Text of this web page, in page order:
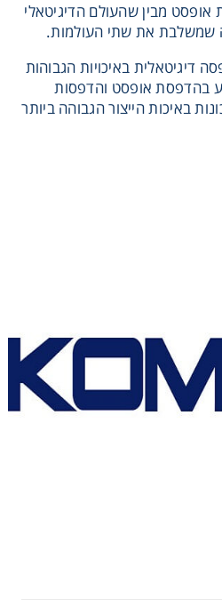
אופסט מבין שהעולם הדיגיטאלי
שמשלבת את שתי העולמות.
דיגיטאלית באיכויות הגבוהות
בהדפסת אופסט והדפסות
באיכות הייצור הגבוהה ביותר